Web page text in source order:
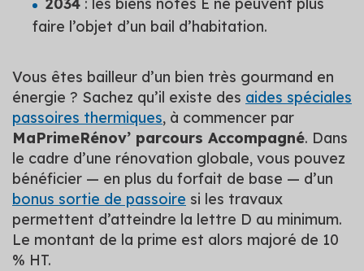
2034 : les biens notés E ne peuvent plus
faire l’objet d’un bail d’habitation.
Vous êtes bailleur d’un bien très gourmand en
énergie ? Sachez qu’il existe des aides spéciales
passoires thermiques, à commencer par
MaPrimeRénov’ parcours Accompagné. Dans
le cadre d’une rénovation globale, vous pouvez
bénéficier — en plus du forfait de base — d’un
bonus sortie de passoire si les travaux
permettent d’atteindre la lettre D au minimum.
Le montant de la prime est alors majoré de 10
% HT.